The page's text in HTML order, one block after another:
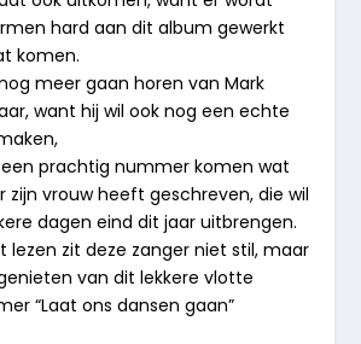
hard aan dit album gewerkt
komen.
meer gaan horen van Mark
want hij wil ook nog een echte
prachtig nummer komen wat
zijn vrouw heeft geschreven, die wil
dagen eind dit jaar uitbrengen.
lezen zit deze zanger niet stil, maar
van dit lekkere vlotte
“Laat ons dansen gaan”